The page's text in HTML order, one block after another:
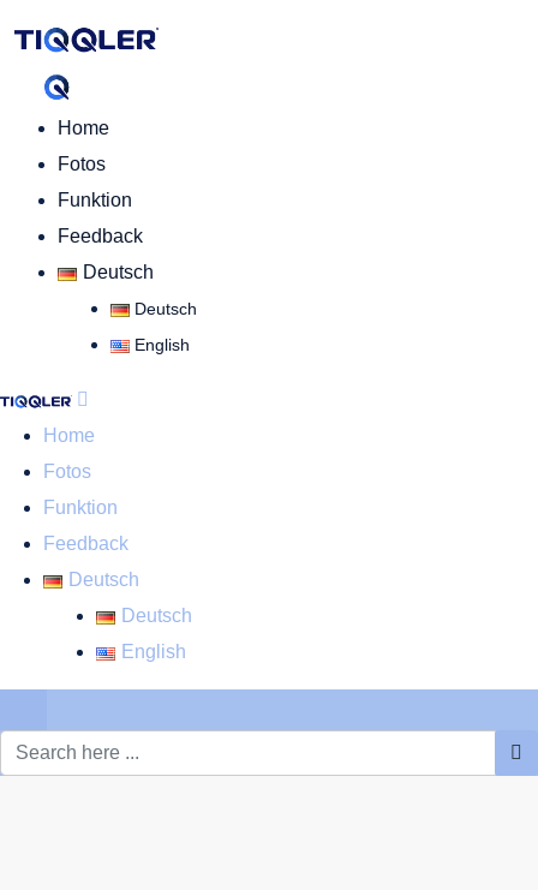
Home
Fotos
Funktion
Feedback
Deutsch
Deutsch
English
Home
Fotos
Funktion
Feedback
Deutsch
Deutsch
English